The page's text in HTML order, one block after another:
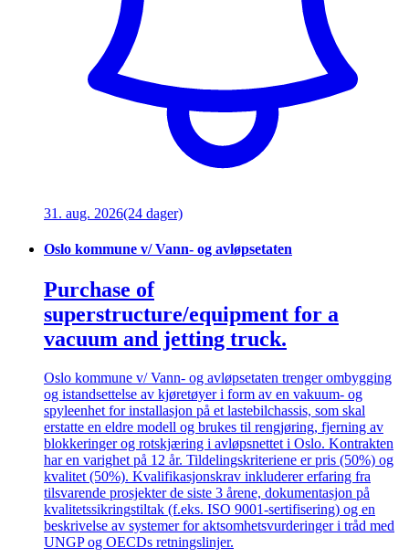
31. aug. 2026(24 dager)
Oslo kommune v/ Vann- og avløpsetaten
Purchase of
superstructure/equipment for a
vacuum and jetting truck.
Oslo kommune v/ Vann- og avløpsetaten trenger ombygging
og istandsettelse av kjøretøyer i form av en vakuum- og
spyleenhet for installasjon på et lastebilchassis, som skal
erstatte en eldre modell og brukes til rengjøring, fjerning av
blokkeringer og rotskjæring i avløpsnettet i Oslo. Kontrakten
har en varighet på 12 år. Tildelingskriteriene er pris (50%) og
kvalitet (50%). Kvalifikasjonskrav inkluderer erfaring fra
tilsvarende prosjekter de siste 3 årene, dokumentasjon på
kvalitetssikringstiltak (f.eks. ISO 9001-sertifisering) og en
beskrivelse av systemer for aktsomhetsvurderinger i tråd med
UNGP og OECDs retningslinjer.